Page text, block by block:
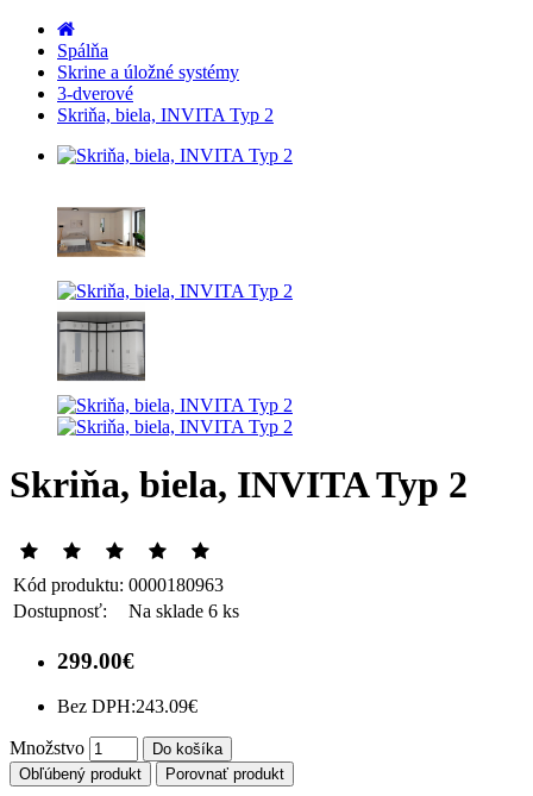
Spálňa
Skrine a úložné systémy
3-dverové
Skriňa, biela, INVITA Typ 2
Skriňa, biela, INVITA Typ 2
Kód produktu: 0000180963
Dostupnosť:
Na sklade 6 ks
299.00€
Bez DPH:243.09€
Množstvo
Do košíka
Obľúbený produkt
Porovnať produkt